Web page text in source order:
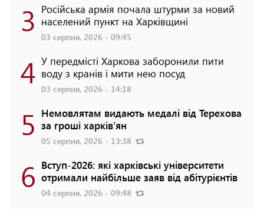
3 Російська армія почала штурми за новий
населений пункт на Харківщині
03 серпня, 2026 - 09:45
4 У передмісті Харкова заборонили пити
воду з кранів і мити нею посуд
03 серпня, 2026 - 14:18
5 Немовлятам видають медалі від Терехова
за гроші харків'ян
05 серпня, 2026 - 13:38
6 Вступ-2026: які харківські університети
отримали найбільше заяв від абітурієнтів
04 серпня, 2026 - 09:48